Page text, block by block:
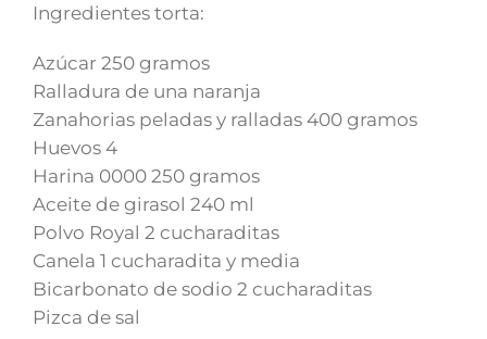
Ingredientes torta:
Azúcar 250 gramos
Ralladura de una naranja
Zanahorias peladas y ralladas 400 gramos
Huevos 4
Harina 0000 250 gramos
Aceite de girasol 240 ml
Polvo Royal 2 cucharaditas
Canela 1 cucharadita y media
Bicarbonato de sodio 2 cucharaditas
Pizca de sal